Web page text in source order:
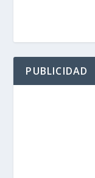
PUBLICIDAD